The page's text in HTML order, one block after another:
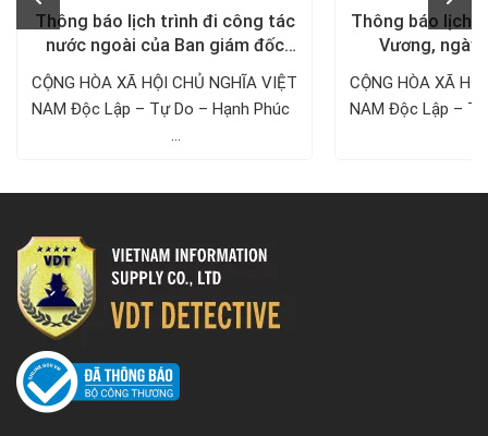
Thông báo lịch trình đi công tác
nước ngoài của Ban giám đốc
Công ty Thám tử VDT năm 2024
CỘNG HÒA XÃ HỘI CHỦ NGHĨA VIỆT
NAM Độc Lập – Tự Do – Hạnh Phúc ­­­­­­­­­­­­­­­­­­­­
...
Thông báo lịch
Vương, ngày
1/5/
CỘNG HÒA XÃ
NAM Độc Lập –